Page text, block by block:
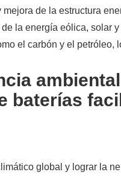
de la estructura
la energía eólica, solar
el carbón y el
baterías
global y lograr la